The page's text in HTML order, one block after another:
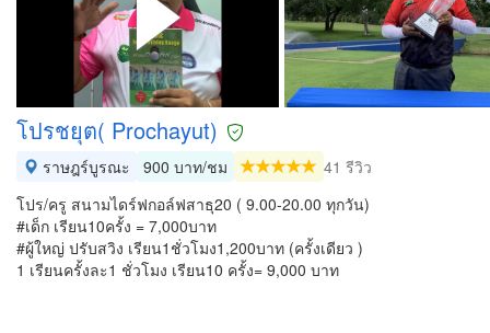
โปรชยุต( Prochayut)
ราษฎร์บูรณะ 900 บาท/ชม
41 รีวิว
โปร/ครู สนามไดร์ฟกอล์ฟสาธุ20 ( 9.00-20.00 ทุกวัน)
#เด็ก เรียน10ครั้ง = 7,000บาท
#ผู้ใหญ่ ปรับสวิง เรียน1ชั่วโมง1,200บาท (ครั้งเดียว )
1 เรียนครั้งละ1 ชั่วโมง เรียน10 ครั้ง= 9,000 บาท